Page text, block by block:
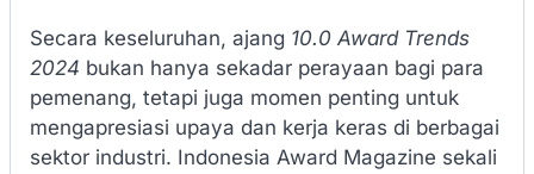
Secara keseluruhan, ajang 10.0 Award Trends
2024 bukan hanya sekadar perayaan bagi para
pemenang, tetapi juga momen penting untuk
mengapresiasi upaya dan kerja keras di berbagai
sektor industri. Indonesia Award Magazine sekali